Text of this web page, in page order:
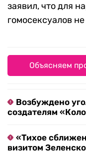
заявил, что для
гомосексуалов не
Объясняем
Возбуждено
создателям
«Тихое
визитом